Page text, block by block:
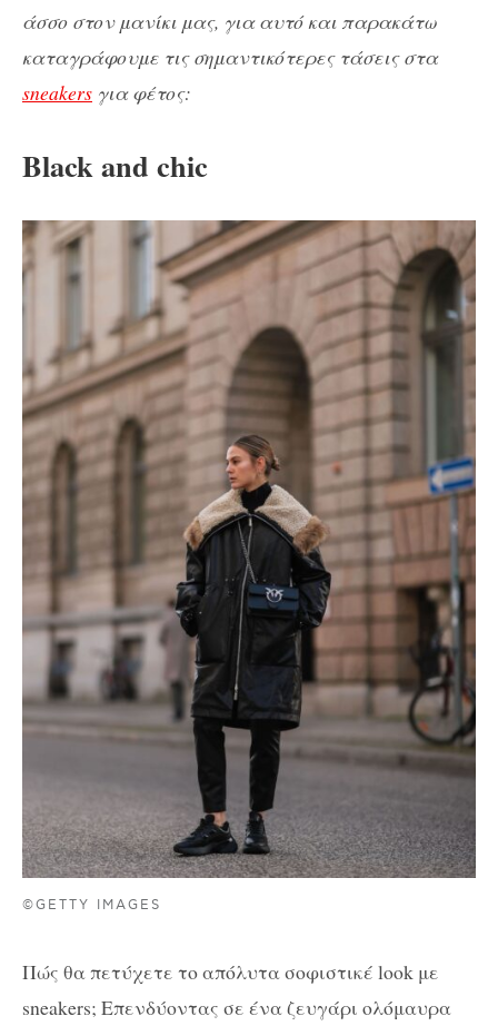
άσσο στον μανίκι μας, για αυτό και παρακάτω
καταγράφουμε τις σημαντικότερες τάσεις στα
sneakers για φέτος:
Black and chic
©GETTY IMAGES
Πώς θα πετύχετε το απόλυτα σοφιστικέ look με
sneakers; Επενδύοντας σε ένα ζευγάρι ολόμαυρα